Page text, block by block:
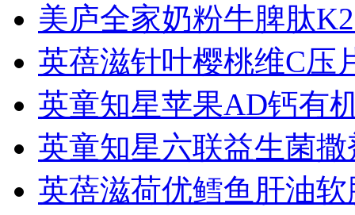
美庐全家奶粉牛脾肽
英蓓滋针叶樱桃维C压
英童知星苹果AD钙有
英童知星六联益生菌
英蓓滋荷优鳕鱼肝油